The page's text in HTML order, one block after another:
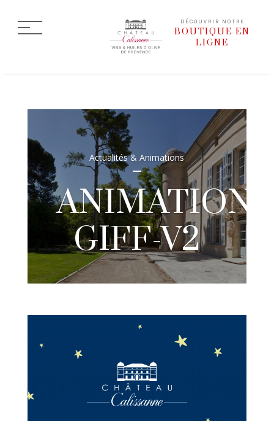
DÉCOUVRIR NOTRE
BOUTIQUE EN
LIGNE
Actualités & Animations
ANIMATION-
GIFF-V2